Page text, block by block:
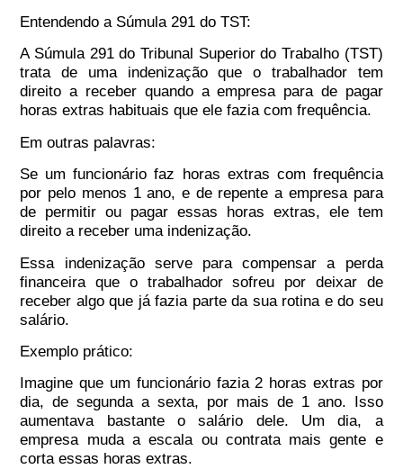
Entendendo a Súmula 291 do TST:
A Súmula 291 do Tribunal Superior do Trabalho (TST)
trata de uma indenização que o trabalhador tem
direito a receber quando a empresa para de pagar
horas extras habituais que ele fazia com frequência.
Em outras palavras:
Se um funcionáriofaz horas extras com frequência
por pelo menos 1 ano, e de repente a empresa para
de permitir ou pagar essas horas extras, ele tem
direito a receber uma indenização.
Essa indenização serve paracompensar a perda
financeira que o trabalhador sofreu por deixar de
receber algo que já fazia parte da sua rotina e do seu
salário.
Exemplo prático:
Imagine que um funcionário fazia2 horas extras por
dia, de segunda a sexta, por mais de 1 ano. Isso
aumentava bastante o salário dele. Um dia, a
empresa muda a escala ou contrata mais gente e
corta essas horas extras.